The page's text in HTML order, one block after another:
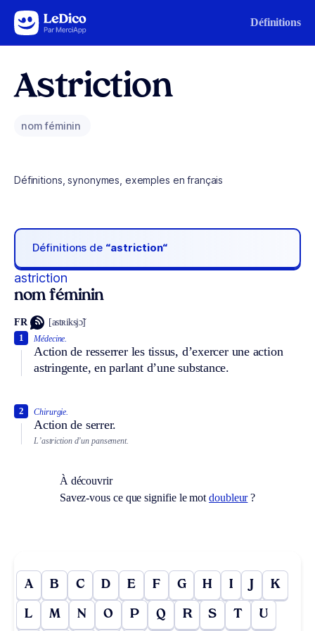
Aller au contenu Définitions
Astriction
nom féminin
Définitions, synonymes, exemples en français
Définitions de “astriction“
astriction
nom féminin
FR [astʀiksjɔ̃]
Médecine.
Action de resserrer les tissus, d’exercer une action
astringente, en parlant d’une substance.
1
Chirurgie.
Action de serrer.
2
L’astriction d’un pansement.
À découvrir
Savez-vous ce que signifie le motdoubleur?
A B C D E F G H I J K
L M N O P Q R S T U